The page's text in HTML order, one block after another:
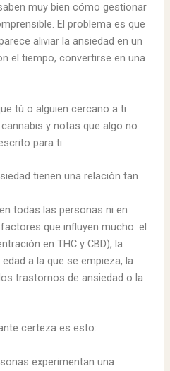
muy bien cómo gestionar
El problema es que
aliviar la ansiedad en un
el tiempo, convertirse en una
tú o alguien cercano a ti
y notas que algo no
para ti.
tienen una relación tan
todas las personas ni en
que influyen mucho: el
en THC y CBD), la
a la que se empieza, la
trastornos de ansiedad o la
certeza es esto:
experimentan una